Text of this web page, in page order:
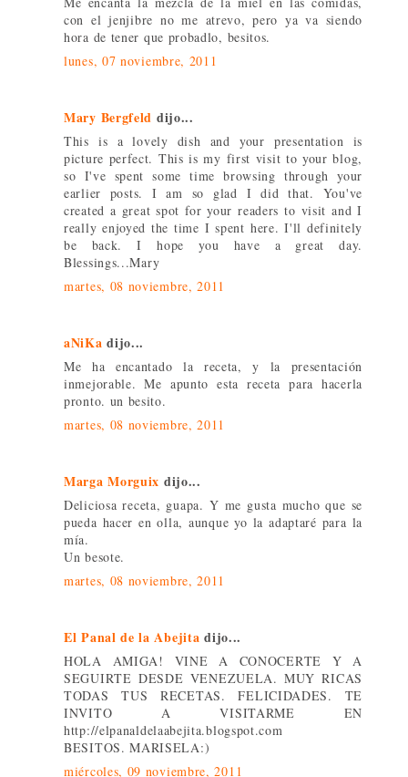
con el jenjibre no me atrevo, pero ya va siendo
hora de tener que probadlo, besitos.
lunes, 07 noviembre, 2011
Mary Bergfeld dijo...
This is a lovely dish and your presentation is
picture perfect. This is my first visit to your blog,
so I've spent some time browsing through your
earlier posts. I am so glad I did that. You've
created a great spot for your readers to visit and I
really enjoyed the time I spent here. I'll definitely
be back. I hope you have a great day.
Blessings...Mary
martes, 08 noviembre, 2011
aNiKa dijo...
Me ha encantado la receta, y la presentación
inmejorable. Me apunto esta receta para hacerla
pronto. un besito.
martes, 08 noviembre, 2011
Marga Morguix dijo...
Deliciosa receta, guapa. Y me gusta mucho que se
pueda hacer en olla, aunque yo la adaptaré para la
mía.
Un besote.
martes, 08 noviembre, 2011
El Panal de la Abejita dijo...
HOLA AMIGA! VINE A CONOCERTE Y A
SEGUIRTE DESDE VENEZUELA. MUY RICAS
TODAS TUS RECETAS. FELICIDADES. TE
INVITO A VISITARME EN
http://elpanaldelaabejita.blogspot.com
BESITOS. MARISELA:)
miércoles, 09 noviembre, 2011